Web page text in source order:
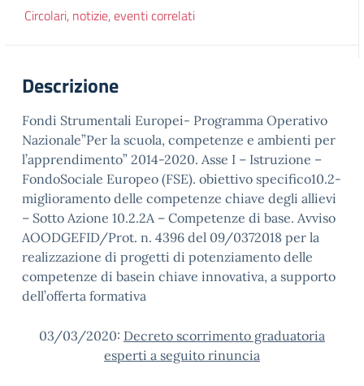
Circolari, notizie, eventi correlati
Descrizione
Fondi Strumentali Europei- Programma Operativo
Nazionale”Per la scuola, competenze e ambienti per
l’apprendimento” 2014-2020. Asse I – Istruzione –
FondoSociale Europeo (FSE). obiettivo specifico10.2-
miglioramento delle competenze chiave degli allievi
– Sotto Azione 10.2.2A – Competenze di base. Avviso
AOODGEFID/Prot. n. 4396 del 09/0372018 per la
realizzazione di progetti di potenziamento delle
competenze di basein chiave innovativa, a supporto
dell’offerta formativa
03/03/2020: Decreto scorrimento graduatoria
esperti a seguito rinuncia